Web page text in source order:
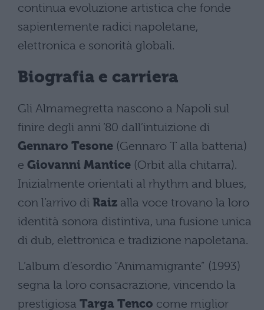
continua evoluzione artistica che fonde
sapientemente radici napoletane,
elettronica e sonorità globali.
Biografia e carriera
Gli Almamegretta nascono a Napoli sul
finire degli anni ’80 dall’intuizione di
Gennaro Tesone (Gennaro T alla batteria)
e Giovanni Mantice (Orbit alla chitarra).
Inizialmente orientati al rhythm and blues,
con l’arrivo di Raiz alla voce trovano la loro
identità sonora distintiva, una fusione unica
di dub, elettronica e tradizione napoletana.
L’album d’esordio “Animamigrante” (1993)
segna la loro consacrazione, vincendo la
prestigiosa Targa Tenco come miglior